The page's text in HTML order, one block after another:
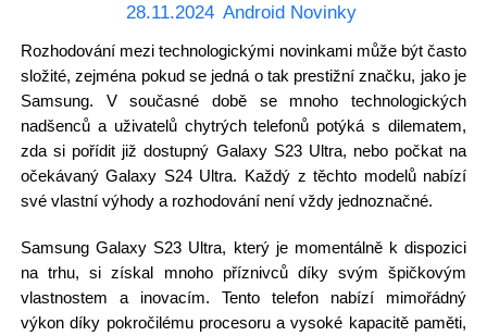
28.11.2024 Android Novinky
Rozhodování mezi technologickými novinkami může být často
složité, zejména pokud se jedná o tak prestižní značku, jako je
Samsung. V současné době se mnoho technologických
nadšenců a uživatelů chytrých telefonů potýká s dilematem,
zda si pořídit již dostupný Galaxy S23 Ultra, nebo počkat na
očekávaný Galaxy S24 Ultra. Každý z těchto modelů nabízí
své vlastní výhody a rozhodování není vždy jednoznačné.
Samsung Galaxy S23 Ultra, který je momentálně k dispozici
na trhu, si získal mnoho příznivců díky svým špičkovým
vlastnostem a inovacím. Tento telefon nabízí mimořádný
výkon díky pokročilému procesoru a vysoké kapacitě paměti,